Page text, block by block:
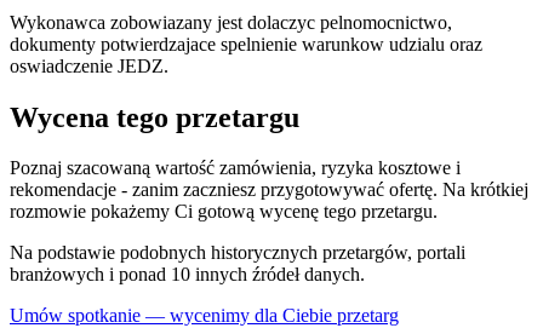
Wykonawca zobowiazany jest dolaczyc pelnomocnictwo,
dokumenty potwierdzajace spelnienie warunkow udzialu oraz
oswiadczenie JEDZ.
Wycena tego przetargu
Poznaj szacowaną wartość zamówienia, ryzyka kosztowe i
rekomendacje - zanim zaczniesz przygotowywać ofertę. Na krótkiej
rozmowie pokażemy Ci gotową wycenę tego przetargu.
Na podstawie podobnych historycznych przetargów, portali
branżowych i ponad 10 innych źródeł danych.
Umów spotkanie — wycenimy dla Ciebie przetarg